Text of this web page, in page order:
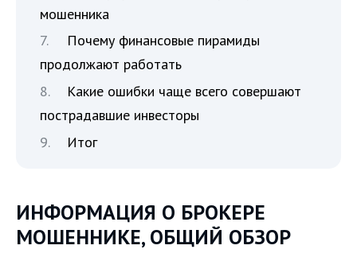
мошенника
Почему финансовые пирамиды
продолжают работать
Какие ошибки чаще всего совершают
пострадавшие инвесторы
Итог
ИНФОРМАЦИЯ О БРОКЕРЕ
МОШЕННИКЕ, ОБЩИЙ ОБЗОР